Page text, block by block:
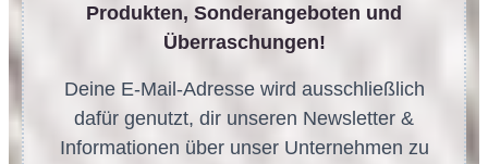
Produkten, Sonderangeboten und
Überraschungen!
Deine E-Mail-Adresse wird ausschließlich
dafür genutzt, dir unseren Newsletter &
Informationen über unser Unternehmen zu